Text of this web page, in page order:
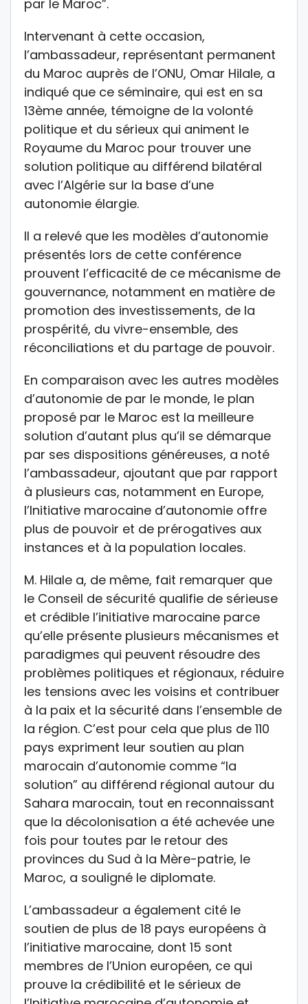
par le Maroc”.
Intervenant à cette occasion,
l’ambassadeur, représentant permanent
du Maroc auprès de l’ONU, Omar Hilale, a
indiqué que ce séminaire, qui est en sa
13ème année, témoigne de la volonté
politique et du sérieux qui animent le
Royaume du Maroc pour trouver une
solution politique au différend bilatéral
avec l’Algérie sur la base d’une
autonomie élargie.
Il a relevé que les modèles d’autonomie
présentés lors de cette conférence
prouvent l’efficacité de ce mécanisme de
gouvernance, notamment en matière de
promotion des investissements, de la
prospérité, du vivre-ensemble, des
réconciliations et du partage de pouvoir.
En comparaison avec les autres modèles
d’autonomie de par le monde, le plan
proposé par le Maroc est la meilleure
solution d’autant plus qu’il se démarque
par ses dispositions généreuses, a noté
l’ambassadeur, ajoutant que par rapport
à plusieurs cas, notamment en Europe,
l’Initiative marocaine d’autonomie offre
plus de pouvoir et de prérogatives aux
instances et à la population locales.
M. Hilale a, de même, fait remarquer que
le Conseil de sécurité qualifie de sérieuse
et crédible l’initiative marocaine parce
qu’elle présente plusieurs mécanismes et
paradigmes qui peuvent résoudre des
problèmes politiques et régionaux, réduire
les tensions avec les voisins et contribuer
à la paix et la sécurité dans l’ensemble de
la région. C’est pour cela que plus de 110
pays expriment leur soutien au plan
marocain d’autonomie comme “la
solution” au différend régional autour du
Sahara marocain, tout en reconnaissant
que la décolonisation a été achevée une
fois pour toutes par le retour des
provinces du Sud à la Mère-patrie, le
Maroc, a souligné le diplomate.
L’ambassadeur a également cité le
soutien de plus de 18 pays européens à
l’initiative marocaine, dont 15 sont
membres de l’Union européen, ce qui
prouve la crédibilité et le sérieux de